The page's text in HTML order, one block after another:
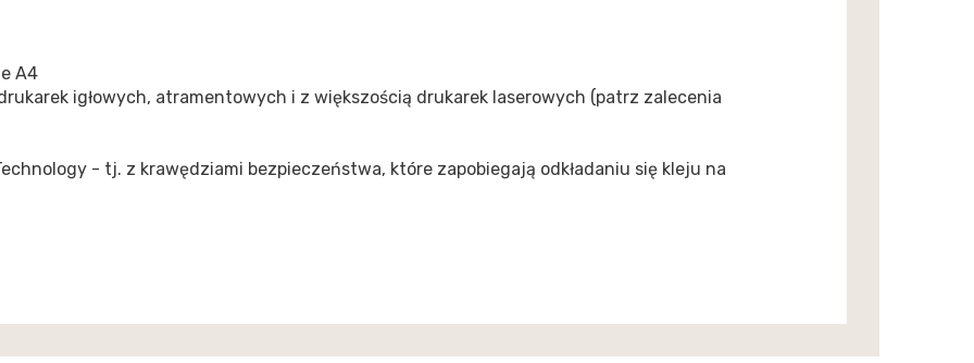
A4
igłowych, atramentowych i z większością drukarek laserowych (patrz zalecenia
- tj. z krawędziami bezpieczeństwa, które zapobiegają odkładaniu się kleju na